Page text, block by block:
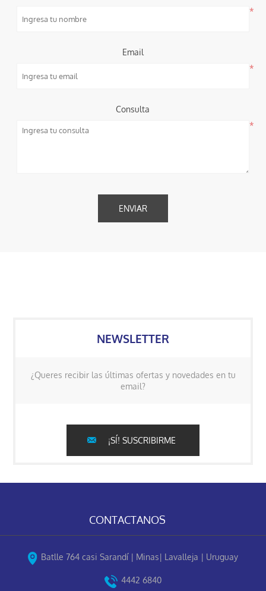
*
Email
*
Consulta
*
NEWSLETTER
¿Queres recibir las últimas ofertas y novedades en tu
email?
¡SÍ! SUSCRIBIRME
CONTACTANOS
Batlle 764 casi Sarandí | Minas| Lavalleja | Uruguay
4442 6840